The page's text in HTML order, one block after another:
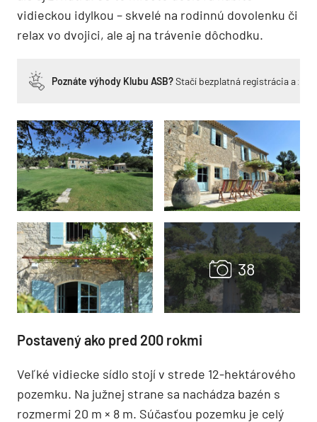
vidieckou idylkou – skvelé na rodinnú dovolenku či
relax vo dvojici, ale aj na trávenie dôchodku.
Poznáte výhody Klubu ASB?Stačí bezplatná registrácia a
Postavený ako pred 200 rokmi
Veľké vidiecke sídlo stojí v strede 12-hektárového
pozemku. Na južnej strane sa nachádza bazén s
rozmermi 20 m × 8 m. Súčasťou pozemku je celý